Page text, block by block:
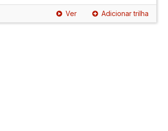
Ver Adicionar trilha